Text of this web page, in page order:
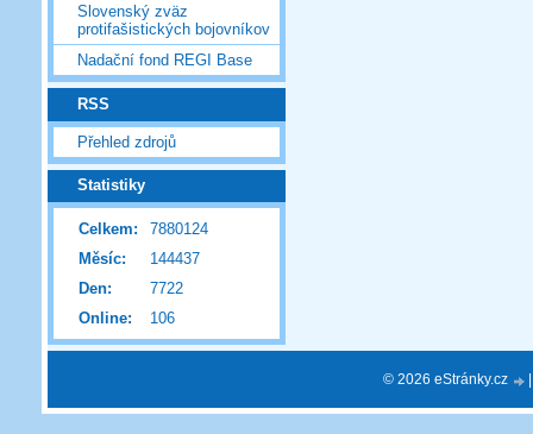
Slovenský zväz
protifašistických bojovníkov
Nadační fond REGI Base
RSS
Přehled zdrojů
Statistiky
Online: 106
Celkem:
7880124
Měsíc:
144437
Den:
7722
© 2026 eStránky.cz